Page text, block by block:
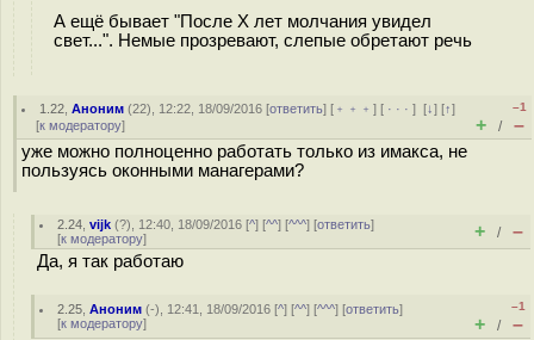
А ещё бывает "После Х лет молчания увидел
свет...". Немые прозревают, слепые обретают речь
1.22 ,Аноним (22), 12:22, 18/09/2016 [ответить] [ ﹢﹢﹢] [ · · ·][↓] [↑]
[к модератору]
–1
+ / –
уже можно полноценно работать только из имакса, не
пользуясь оконными манагерами?
2.24 ,vijk (?), 12:40, 18/09/2016 [^] [^^] [^^^] [ответить]
[к модератору] + / –
Да, я так работаю
2.25 ,Аноним (-), 12:41, 18/09/2016 [^] [^^] [^^^] [ответить]
[к модератору]
–1
+ / –